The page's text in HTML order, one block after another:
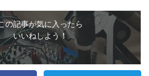
の記事が気に入ったら
いいねしよう！